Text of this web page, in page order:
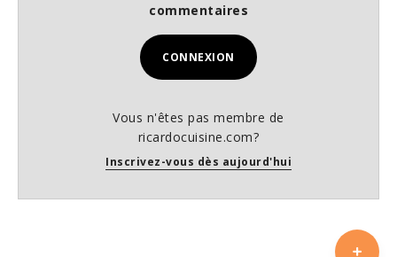
commentaires
CONNEXION
Vous n'êtes pas membre de
ricardocuisine.com?
Inscrivez-vous dès aujourd'hui